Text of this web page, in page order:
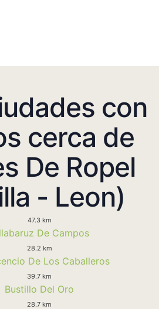
con
cerca de
De Ropel
- Leon)
47.3 km
De Campos
28.2 km
De Los Caballeros
39.7 km
Bustillo Del Oro
28.7 km